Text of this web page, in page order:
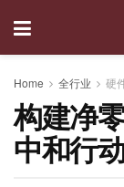
Home 全行业 硬
构建净
中和行